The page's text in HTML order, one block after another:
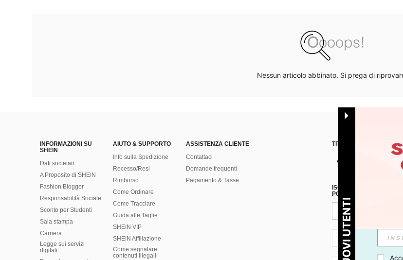
Nessun articolo abbinato. Si prega di
INFORMAZIONI SU
SHEIN
Dati societari
A Proposito di SHEIN
Fashion Blogger
Responsabilità Sociale
Sconto per Studenti
Sala stampa
Carriera
Legge sui servizi
digitali
AIUTO & SUPPORTO
Info sulla Spedizione
Recesso/Resi
Rimborso
Come Ordinare
Come Tracciare
Guida alle Taglie
SHEIN VIP
SHEIN Affiliazione
Come segnalare
contenuti illegali
ASSISTENZA CLIENTE
Contattaci
Domande frequenti
Pagamento & Tasse
TROVACI SU
ISCRIVITI ALLA
POSSIBILE ANNULLARE
IT + 39